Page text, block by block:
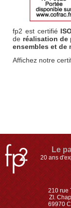
fp2 est certifié
de réalisation de
ensembles et de
Affichez notre
Le
20 ans
210 rue
ZI.
69970